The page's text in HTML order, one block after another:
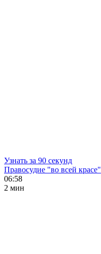
Узнать за 90 секунд
Правосудие "во всей красе"
06:58
2 мин